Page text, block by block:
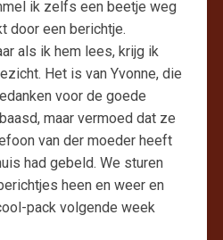
ik zelfs een beetje weg
door een berichtje.
als ik hem lees, krijg ik
Het is van Yvonne, die
voor de goede
maar vermoed dat ze
van der moeder heeft
had gebeld. We sturen
heen en weer en
pack volgende week